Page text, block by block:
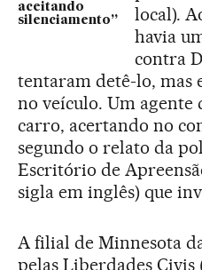
aceitando
silenciamento”
local).
havia
contra
tentaram detê-lo, mas
no veículo. Um agente
carro, acertando no
segundo o relato da
Escritório de
sigla em inglês) que
A filial de Minnesota
pelas Liberdades Civis